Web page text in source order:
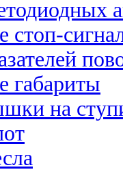
стоп-
габариты
на